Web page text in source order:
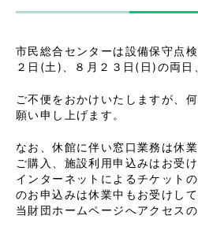
市民総合センターは設備保守点
２日(土)、８月２３日(日)の両日
ご不便をおかけいたしますが、
願い申し上げます。
なお、休館に伴い窓口業務は休
ご購入、施設利用申込みはお受け
インターネットによるチケット
のお申込みは休業中もお受けして
当財団ホームページへアクセス